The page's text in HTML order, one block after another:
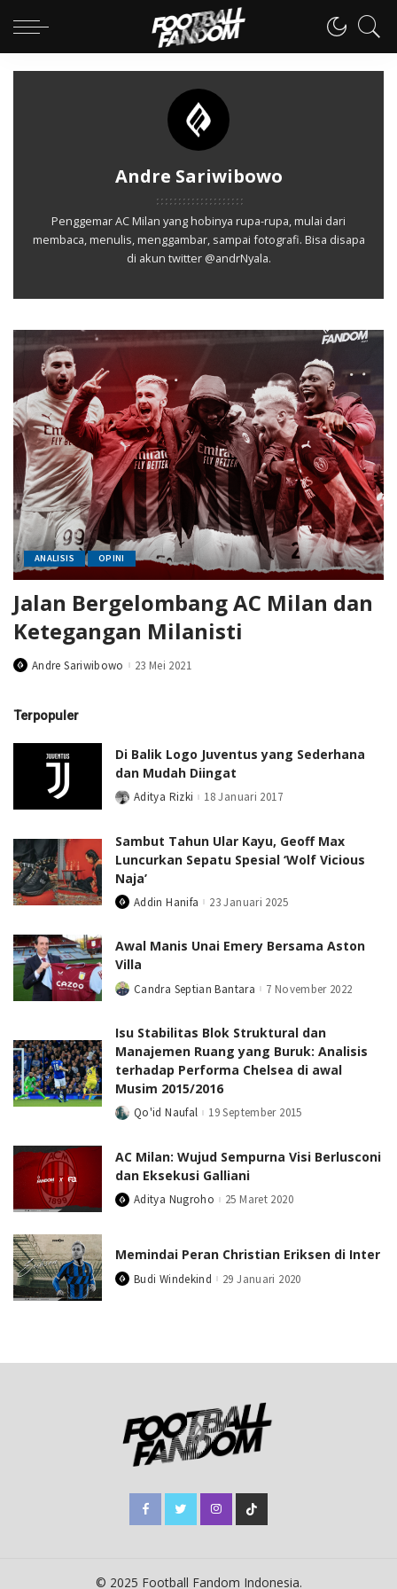
Andre Sariwibowo
Penggemar AC Milan yang hobinya rupa-rupa, mulai dari
membaca, menulis, menggambar, sampai fotografi. Bisa disapa
di akun twitter @andrNyala.
ANALISIS OPINI
Jalan Bergelombang AC Milan dan
Ketegangan Milanisti
PostedAndre Sariwibowo 23 Mei 2021
Terpopuler
Di Balik Logo Juventus yang Sederhana
dan Mudah Diingat
PostedAditya Rizki 18 Januari 2017
Sambut Tahun Ular Kayu, Geoff Max
Luncurkan Sepatu Spesial ‘Wolf Vicious
Naja’
PostedAddin Hanifa 23 Januari 2025
Awal Manis Unai Emery Bersama Aston
Villa
PostedCandra Septian Bantara 7 November 2022
Isu Stabilitas Blok Struktural dan
Manajemen Ruang yang Buruk: Analisis
terhadap Performa Chelsea di awal
Musim 2015/2016
PostedQo'id Naufal 19 September 2015
AC Milan: Wujud Sempurna Visi Berlusconi
dan Eksekusi Galliani
PostedAditya Nugroho 25 Maret 2020
Memindai Peran Christian Eriksen di Inter
PostedBudi Windekind 29 Januari 2020
© 2025 Football Fandom Indonesia.